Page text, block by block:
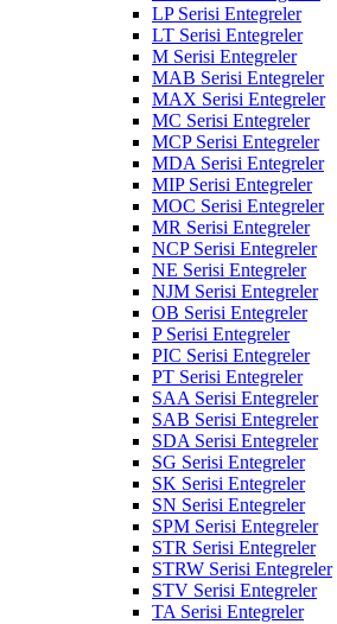
LP Serisi Entegreler
LT Serisi Entegreler
M Serisi Entegreler
MAB Serisi Entegreler
MAX Serisi Entegreler
MC Serisi Entegreler
MCP Serisi Entegreler
MDA Serisi Entegreler
MIP Serisi Entegreler
MOC Serisi Entegreler
MR Serisi Entegreler
NCP Serisi Entegreler
NE Serisi Entegreler
NJM Serisi Entegreler
OB Serisi Entegreler
P Serisi Entegreler
PIC Serisi Entegreler
PT Serisi Entegreler
SAA Serisi Entegreler
SAB Serisi Entegreler
SDA Serisi Entegreler
SG Serisi Entegreler
SK Serisi Entegreler
SN Serisi Entegreler
SPM Serisi Entegreler
STR Serisi Entegreler
STRW Serisi Entegreler
STV Serisi Entegreler
TA Serisi Entegreler